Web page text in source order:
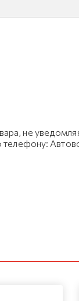
не
телефону: